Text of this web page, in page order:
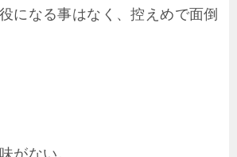
になる事はなく、控えめで面倒